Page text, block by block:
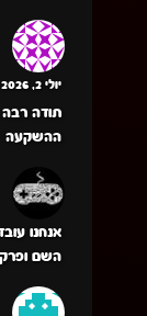
יולי 2, 2026
תודה
ההשקעה
השם ופרק 11 אחר כך כי הוא פרק